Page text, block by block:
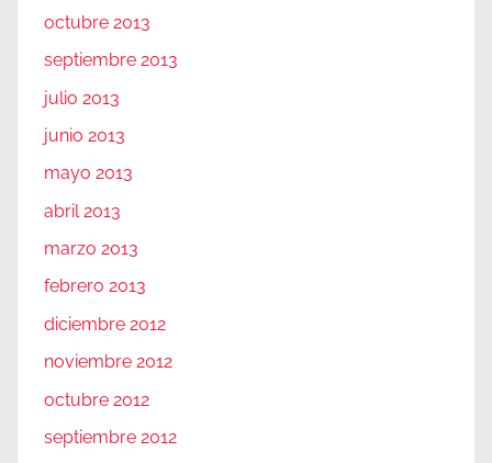
octubre 2013
septiembre 2013
julio 2013
junio 2013
mayo 2013
abril 2013
marzo 2013
febrero 2013
diciembre 2012
noviembre 2012
octubre 2012
septiembre 2012